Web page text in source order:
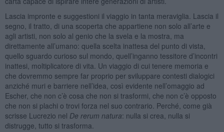
Lascia impronte e suggestioni il viaggio in tanta meraviglia. Lascia il
segno, il tratto, di una scoperta che appartiene non solo all’arte e
agli artisti, non solo al genio che la svela e la mostra, ma
direttamente all’umano: quella scelta inattesa del punto di vista,
quello sguardo curioso sul mondo, quell’inganno tessitore d’incontri
inattesi, moltiplicatore di vita. Un viaggio di cui tenere memoria e
che dovremmo sempre far proprio per sviluppare contesti dialogici
anziché muri e barriere nell’idea, così evidente nell’omaggio ad
Escher, che non c’è cosa che non si trasformi, che non c’è opposto
che non si plachi o trovi forza nel suo contrario. Perché, come già
scrisse Lucrezio nel De rerum natura: nulla si crea, nulla si
distrugge, tutto si trasforma.